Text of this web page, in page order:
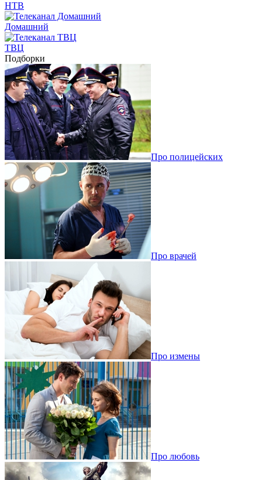
НТВ
Домашний
ТВЦ
Подборки
Про полицейских
Про врачей
Про измены
Про любовь